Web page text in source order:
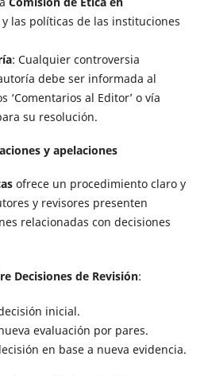
las políticas de las instituciones
: Cualquier controversia
debe ser informada al
‘Comentarios al Editor’ o vía
su resolución.
y apelaciones
ofrece un procedimiento claro y
y revisores presenten
relacionadas con decisiones
Decisiones de Revisión:
inicial.
evaluación por pares.
en base a nueva evidencia.